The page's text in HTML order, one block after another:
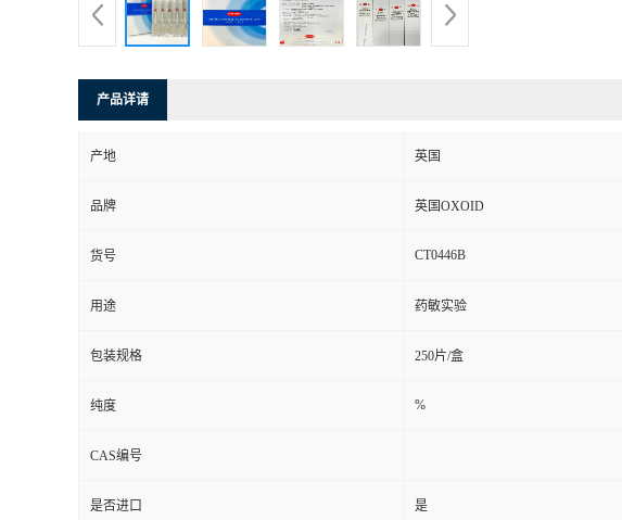
产品详请
产地 英国
品牌 英国OXOID
货号 CT0446B
用途 药敏实验
包装规格 250片/盒
纯度 %
CAS编号
是否进口 是